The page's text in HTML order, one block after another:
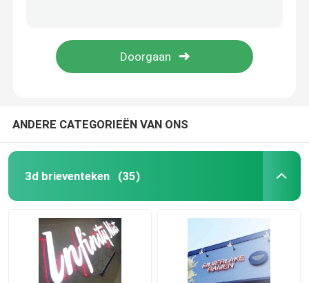
geleid neonteken
Huisnummerteken
ANDERE CATEGORIEËN VAN ONS
3d brieventeken (35)